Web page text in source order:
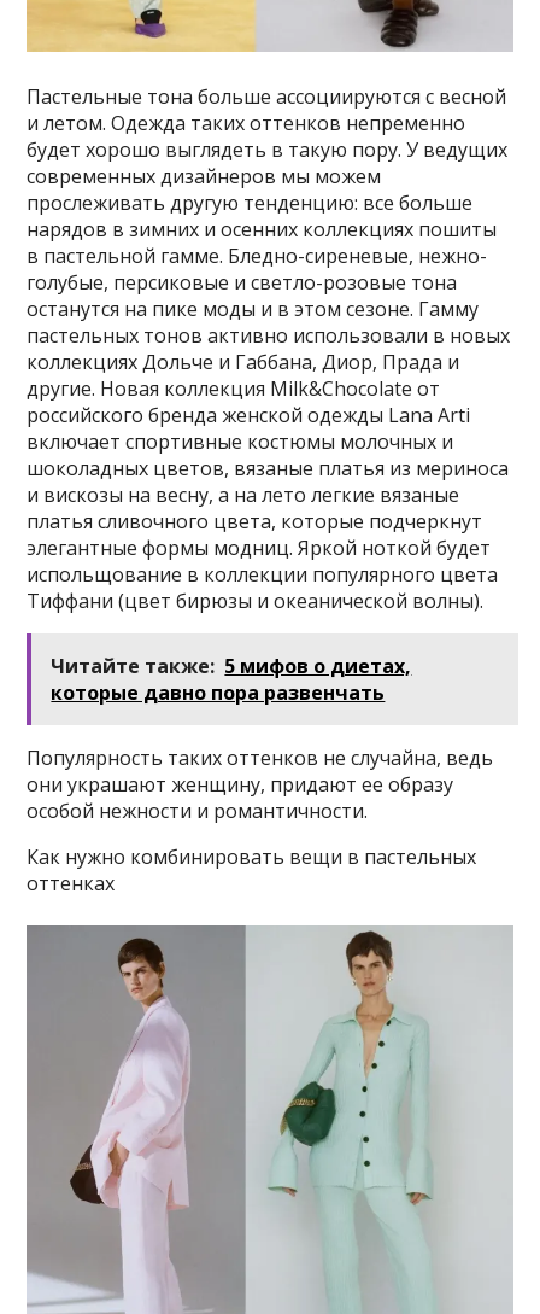
Пастельные тона больше ассоциируются с весной
и летом. Одежда таких оттенков непременно
будет хорошо выглядеть в такую пору. У ведущих
современных дизайнеров мы можем
прослеживать другую тенденцию: все больше
нарядов в зимних и осенних коллекциях пошиты
в пастельной гамме. Бледно-сиреневые, нежно-
голубые, персиковые и светло-розовые тона
останутся на пике моды и в этом сезоне. Гамму
пастельных тонов активно использовали в новых
коллекциях Дольче и Габбана, Диор, Прада и
другие. Новая коллекция Milk&Chocolate от
российского бренда женской одежды Lana Arti
включает спортивные костюмы молочных и
шоколадных цветов, вязаные платья из мериноса
и вискозы на весну, а на лето легкие вязаные
платья сливочного цвета, которые подчеркнут
элегантные формы модниц. Яркой ноткой будет
испольщование в коллекции популярного цвета
Тиффани (цвет бирюзы и океанической волны).
Читайте также: 5 мифов о диетах,
которые давно пора развенчать
Популярность таких оттенков не случайна, ведь
они украшают женщину, придают ее образу
особой нежности и романтичности.
Как нужно комбинировать вещи в пастельных
оттенках